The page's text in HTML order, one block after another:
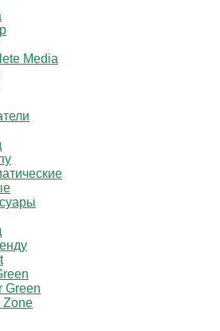
Media
Green
Zone